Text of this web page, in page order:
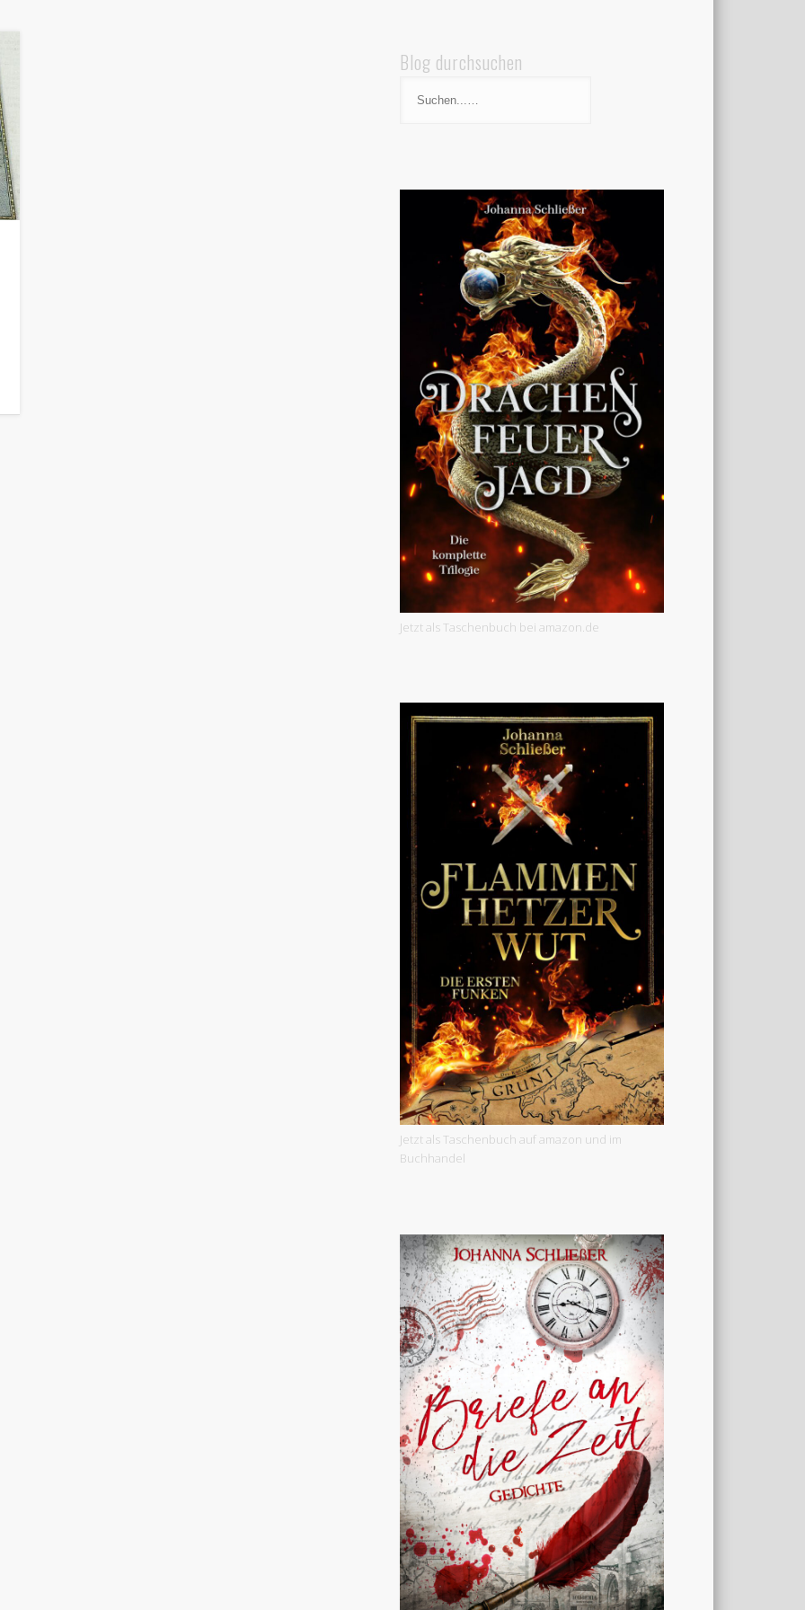
Blog durchsuchen
Jetzt als Taschenbuch bei amazon.de
Jetzt als Taschenbuch auf amazon und im
Buchhandel